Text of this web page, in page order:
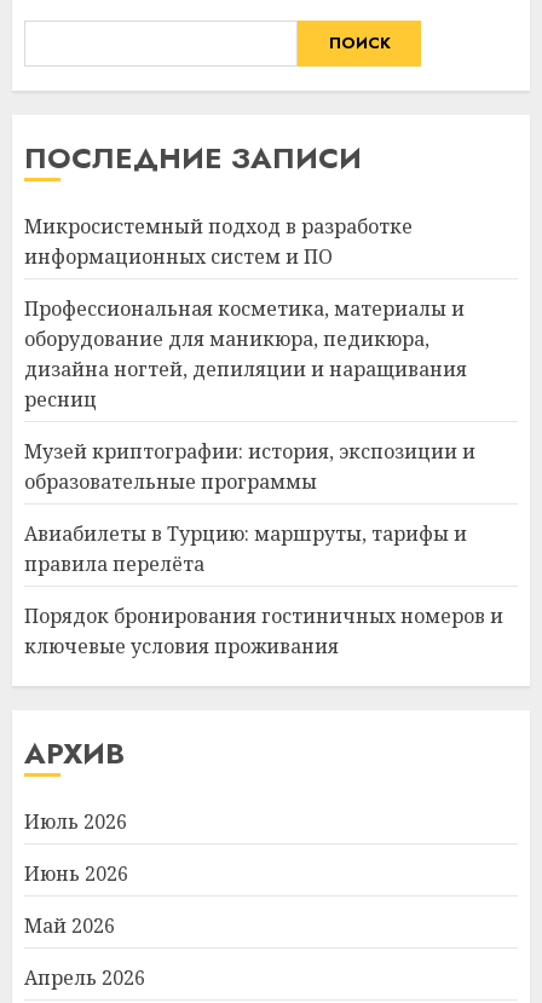
ПОИСК
ПОСЛЕДНИЕ ЗАПИСИ
Микросистемный подход в разработке
информационных систем и ПО
Профессиональная косметика, материалы и
оборудование для маникюра, педикюра,
дизайна ногтей, депиляции и наращивания
ресниц
Музей криптографии: история, экспозиции и
образовательные программы
Авиабилеты в Турцию: маршруты, тарифы и
правила перелёта
Порядок бронирования гостиничных номеров и
ключевые условия проживания
АРХИВ
Июль 2026
Июнь 2026
Май 2026
Апрель 2026